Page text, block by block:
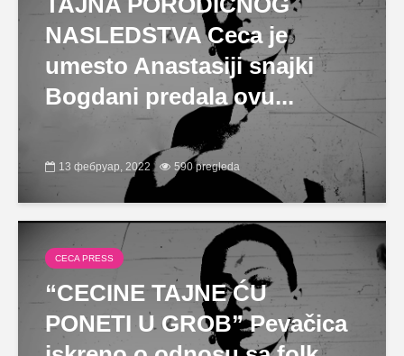
NASLEDSTVA Ceca je
umesto Anastasiji snajki
Bogdani predala ovu...
13 фебруар, 2022 590 pregleda
CECA PRESS
“CECINE TAJNE ĆU
PONETI U GROB” Pevačica